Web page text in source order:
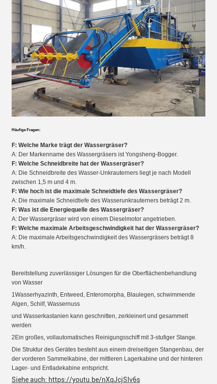
Häufige Fragen:
F: Welche Marke trägt der Wassergräser?
A: Der Markenname des Wassergräsers ist Yongsheng-Bogger.
F: Welche Schneidbreite hat der Wassergräser?
A: Die Schneidbreite des Wasser-Unkrauterners liegt je nach Modell
zwischen 1,5 m und 4 m.
F: Wie hoch ist die maximale Schneidtiefe des Wassergräser?
A: Die maximale Schneidtiefe des Wasserunkrauterners beträgt 2 m.
F: Was ist die Energiequelle des Wassergräser?
A: Der Wassergräser wird von einem Dieselmotor angetrieben.
F: Welche maximale Arbeitsgeschwindigkeit hat der Wassergräser?
A: Die maximale Arbeitsgeschwindigkeit des Wassergräsers beträgt 8
km/h.
Bereitstellung zuverlässiger Lösungen für die Oberflächenbehandlung
von Wasser
1Wasserhyazinth, Entweed, Enteromorpha, Blaulegen, schwimmende
Algen, Schilf, Wassernuss
und Wasserkastanien kann geschnitten, zerkleinert und gesammelt
werden
2Ein großes, vollautomatisches Reinigungsschiff mit 3-stufiger Stange.
Die Struktur des Gerätes besteht aus einem dreiseitigen Stangenbau, der
der vorderen Sammelkabine, der mittleren Lagerkabine und der hinteren
Lager- und Entladekabine entspricht.
Siehe auch: https://youtu.be/nXqJcjSIv6s